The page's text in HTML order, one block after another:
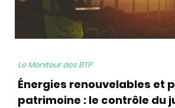
Le Moniteur des BTP
Énergies renouvelables et
patrimoine : le contrôle du